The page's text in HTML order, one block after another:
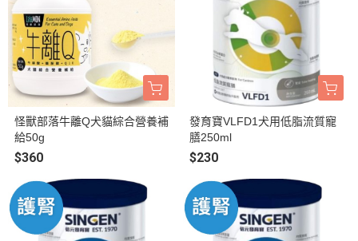
怪獸部落牛離Q犬貓綜合營養補
給50g
$360
發育寶VLFD1犬用低脂流質寵
膳250ml
$230